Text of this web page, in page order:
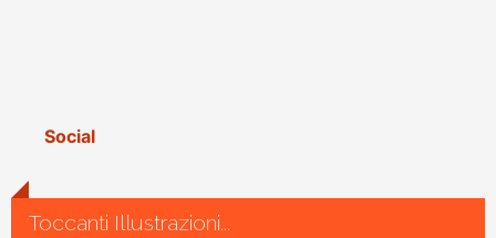
Toccanti Illustrazioni...
Social